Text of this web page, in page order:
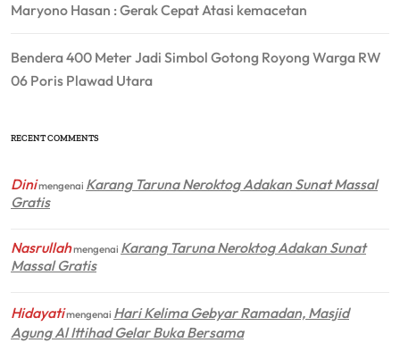
Maryono Hasan : Gerak Cepat Atasi kemacetan
Bendera 400 Meter Jadi Simbol Gotong Royong Warga RW
06 Poris Plawad Utara
RECENT COMMENTS
Dinimengenai Karang Taruna Neroktog Adakan Sunat Massal
Gratis
Nasrullahmengenai Karang Taruna Neroktog Adakan Sunat
Massal Gratis
Hidayatimengenai Hari Kelima Gebyar Ramadan, Masjid
Agung Al Ittihad Gelar Buka Bersama